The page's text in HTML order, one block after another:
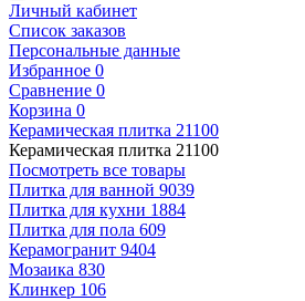
Личный кабинет
Список заказов
Персональные данные
Избранное 0
Сравнение 0
Корзина 0
Керамическая плитка 21100
Керамическая плитка 21100
Посмотреть все товары
Плитка для ванной 9039
Плитка для кухни 1884
Плитка для пола 609
Керамогранит 9404
Мозаика 830
Клинкер 106